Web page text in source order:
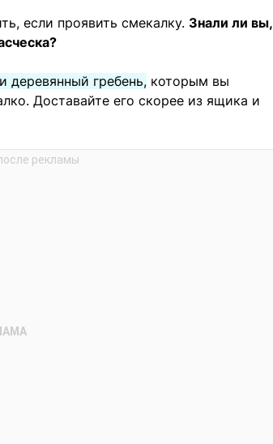
если проявить смекалку. Знали ли вы,
деревянный гребень, которым вы
Доставайте его скорее из ящика и